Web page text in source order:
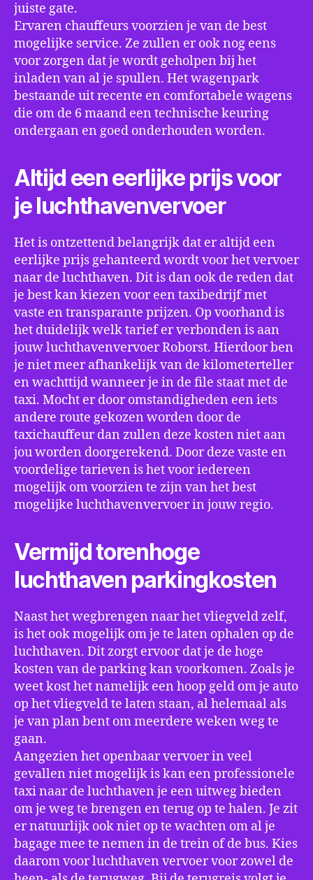
juiste gate.
Ervaren chauffeurs voorzien je van de best
mogelijke service. Ze zullen er ook nog eens
voor zorgen dat je wordt geholpen bij het
inladen van al je spullen. Het wagenpark
bestaande uit recente en comfortabele wagens
die om de 6 maand een technische keuring
ondergaan en goed onderhouden worden.
Altijd een eerlijke prijs voor
je luchthavenvervoer
Het is ontzettend belangrijk dat er altijd een
eerlijke prijs gehanteerd wordt voor het vervoer
naar de luchthaven. Dit is dan ook de reden dat
je best kan kiezen voor een taxibedrijf met
vaste en transparante prijzen. Op voorhand is
het duidelijk welk tarief er verbonden is aan
jouw luchthavenvervoer Roborst. Hierdoor ben
je niet meer afhankelijk van de kilometerteller
en wachttijd wanneer je in de file staat met de
taxi. Mocht er door omstandigheden een iets
andere route gekozen worden door de
taxichauffeur dan zullen deze kosten niet aan
jou worden doorgerekend. Door deze vaste en
voordelige tarieven is het voor iedereen
mogelijk om voorzien te zijn van het best
mogelijke luchthavenvervoer in jouw regio.
Vermijd torenhoge
luchthaven parkingkosten
Naast het wegbrengen naar het vliegveld zelf,
is het ook mogelijk om je te laten ophalen op de
luchthaven. Dit zorgt ervoor dat je de hoge
kosten van de parking kan voorkomen. Zoals je
weet kost het namelijk een hoop geld om je auto
op het vliegveld te laten staan, al helemaal als
je van plan bent om meerdere weken weg te
gaan.
Aangezien het openbaar vervoer in veel
gevallen niet mogelijk is kan een professionele
taxi naar de luchthaven je een uitweg bieden
om je weg te brengen en terug op te halen. Je zit
er natuurlijk ook niet op te wachten om al je
bagage mee te nemen in de trein of de bus. Kies
daarom voor luchthaven vervoer voor zowel de